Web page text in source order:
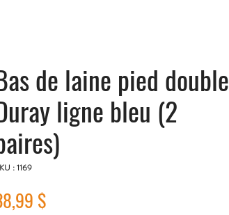
de laine pied double
ligne bleu (2
: 1169
$